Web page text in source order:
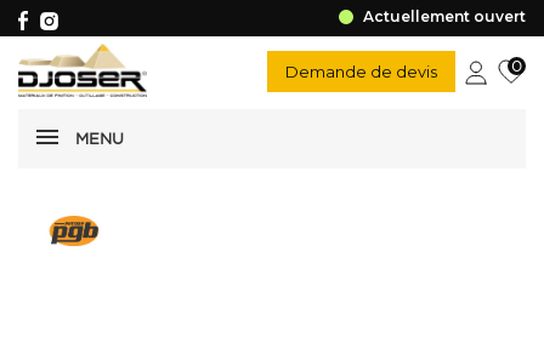
Actuellement ouvert
MENU
Demande de devis 0